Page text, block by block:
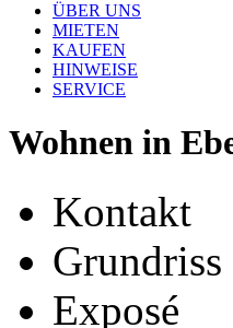
ÜBER UNS
MIETEN
KAUFEN
HINWEISE
SERVICE
Wohnen in
Kontakt
Grundriss
Exposé